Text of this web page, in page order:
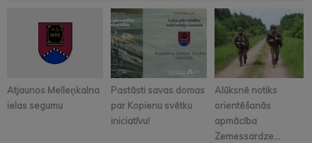
Atjaunos Melleņkalna
ielas segumu
Pastāsti savas domas
par Kopienu svētku
iniciatīvu!
Alūksnē notiks
orientēšanās
apmācība
Zemessardze...